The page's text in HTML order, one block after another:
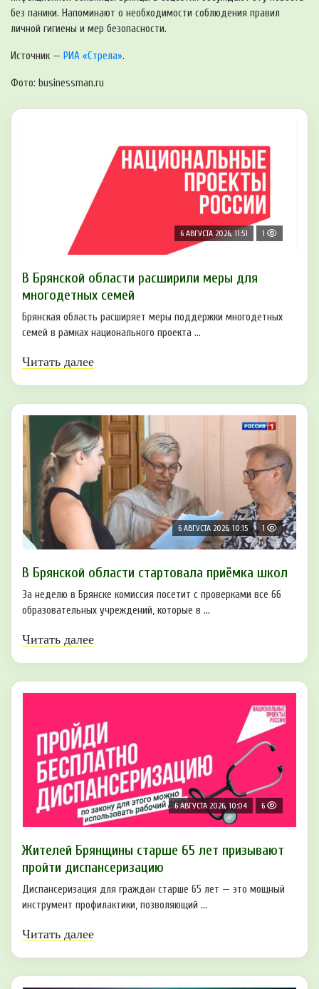
без паники. Напоминают о необходимости соблюдения правил
личной гигиены и мер безопасности.
Источник — РИА «Стрела».
Фото: businessman.ru
6 АВГУСТА 2026, 11:51 1
В Брянской области расширили меры для
многодетных семей
Брянская область расширяет меры поддержки многодетных
семей в рамках национального проекта ...
Читать далее
6 АВГУСТА 2026, 10:15 1
В Брянской области стартовала приёмка школ
За неделю в Брянске комиссия посетит с проверками все 66
образовательных учреждений, которые в ...
Читать далее
6 АВГУСТА 2026, 10:04 6
Жителей Брянщины старше 65 лет призывают
пройти диспансеризацию
Диспансеризация для граждан старше 65 лет — это мощный
инструмент профилактики, позволяющий ...
Читать далее